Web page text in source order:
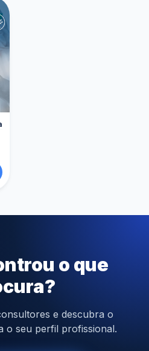
o que
e descubra o
o seu perfil profissional.